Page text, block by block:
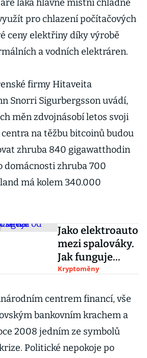
láká hlavně místní chladné
pro chlazení počítačových
ceny elektřiny díky výrobě
a vodních elektráren.
firmy Hitaveita
Snorri Sigurbergsson uvádí,
měn zdvojnásobí letos svoji
na těžbu bitcoinů budou
zhruba 840 gigawatthodin
domácnosti zhruba 700
má kolem 340.000
Jako elektroauto
mezi spalováky.
Jak funguje
Ethereum a čím
bitcoinu
Kryptoměny
centrem financí, vše
bankovním krachem a
2008 jedním ze symbolů
Politické nepokoje po